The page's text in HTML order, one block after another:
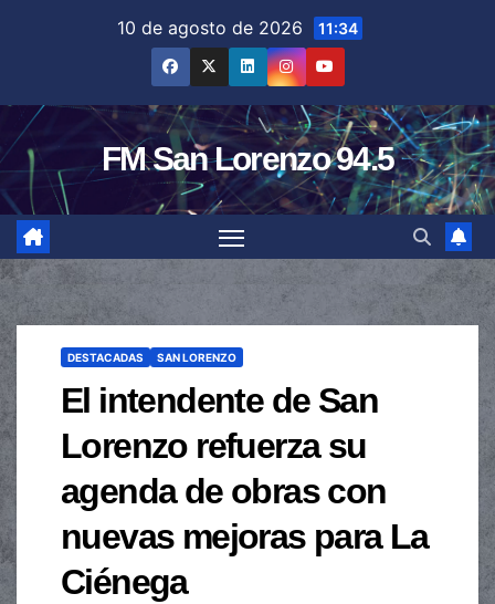
10 de agosto de 2026 11:34
FM San Lorenzo 94.5
DESTACADAS SAN LORENZO
El intendente de San
Lorenzo refuerza su
agenda de obras con
nuevas mejoras para La
Ciénega